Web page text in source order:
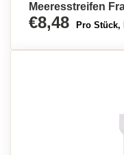
Meeresstreifen
€8,48 Pro Stück,